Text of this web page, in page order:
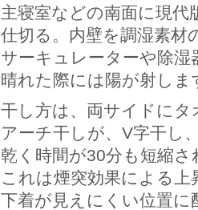
主寝室などの南面に現
仕切る。内壁を調湿素材
サーキュレーターや除湿
晴れた際には陽が射しま
干し方は、両サイドに
アーチ干しが、V字干し
乾く時間が30分も短縮さ
これは煙突効果による上
下着が見えにくい位置に